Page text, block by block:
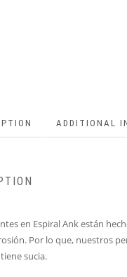
ADDITIONAL
en Espiral Ank están
Por lo que, nuestros
sucia.